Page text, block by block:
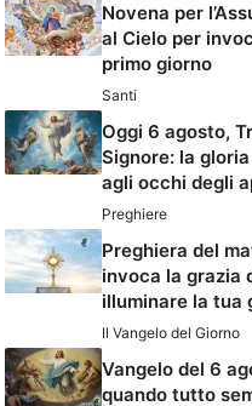
Novena per
al Cielo per
primo giorno
Santi
Oggi 6 agosto,
Signore: la
agli occhi degli
Preghiere
Preghiera del
invoca la grazia
illuminare la tua
Il Vangelo del Giorno
Vangelo del 6
quando tutto